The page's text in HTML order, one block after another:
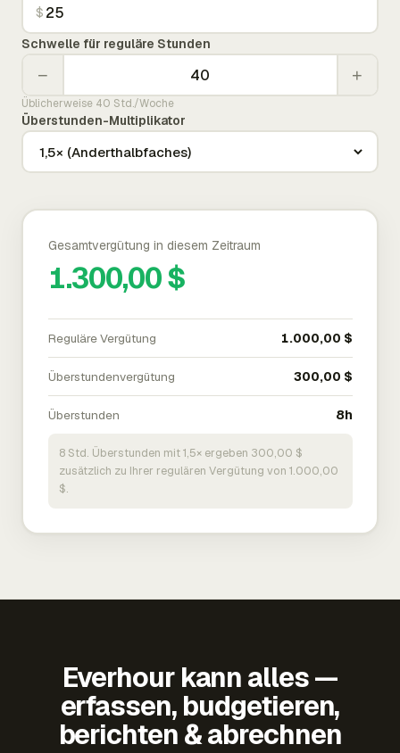
$
Schwelle für reguläre Stunden
− +
Üblicherweise 40 Std./Woche
Überstunden-Multiplikator
Gesamtvergütung in diesem Zeitraum
1.300,00 $
Reguläre Vergütung 1.000,00 $
Überstundenvergütung 300,00 $
Überstunden 8h
8 Std. Überstunden mit 1,5× ergeben 300,00 $
zusätzlich zu Ihrer regulären Vergütung von 1.000,00
$.
Everhour kann alles —
erfassen, budgetieren,
berichten & abrechnen